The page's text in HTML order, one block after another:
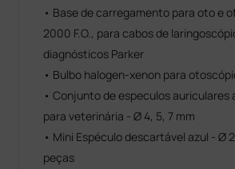
• Base de carregamento para oto e
2000 F.O., para cabos de
diagnósticos Parker
• Bulbo halogen-xenon para
• Conjunto de especulos auriculares
para veterinária - Ø 4, 5, 7 mm
• Mini Espéculo descartável azul - Ø
peças